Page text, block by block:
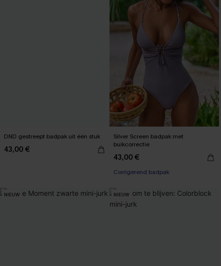
DND gestreept badpak uit één stuk
43,00 €
Silver Screen badpak met
buikcorrectie
43,00 €
Corrigerend badpak
NIEUW NIEUW